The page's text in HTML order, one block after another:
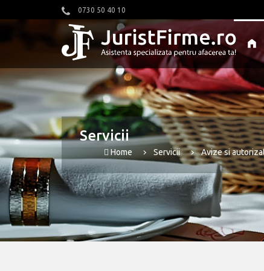
0730 50 40 10
Servicii
Home Servicii Avize si